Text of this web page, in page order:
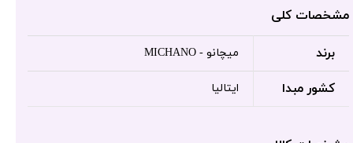
مشخصات کلی
برند میچانو - MICHANO
کشور مبدا ایتالیا